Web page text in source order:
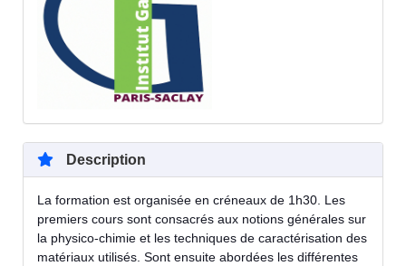
Description
La formation est organisée en créneaux de 1h30. Les
premiers cours sont consacrés aux notions générales sur
la physico-chimie et les techniques de caractérisation des
matériaux utilisés. Sont ensuite abordées les différentes